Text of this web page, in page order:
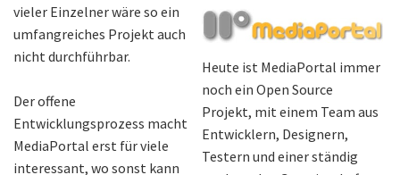
vieler Einzelner wäre so ein
umfangreiches Projekt auch
nicht durchführbar.
Der offene
Entwicklungsprozess macht
MediaPortal erst für viele
interessant, wo sonst kann
Heute ist MediaPortal immer
noch ein Open Source
Projekt, mit einem Team aus
Entwicklern, Designern,
Testern und einer ständig